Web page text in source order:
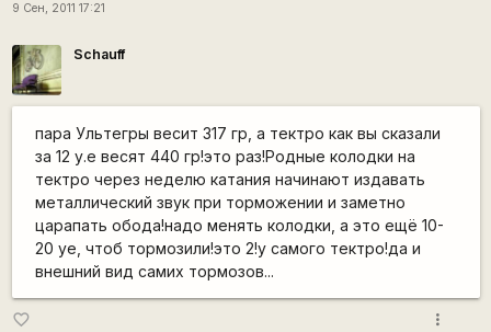
9 Сен, 2011 17:21
Schauff
пара Ультегры весит 317 гр, а тектро как вы сказали
за 12 у.е весят 440 гр!это раз!Родные колодки на
тектро через неделю катания начинают издавать
металлический звук при торможении и заметно
царапать обода!надо менять колодки, а это ещё 10-
20 уе, чтоб тормозили!это 2!у самого тектро!да и
внешний вид самих тормозов...
favorite_border more_vert